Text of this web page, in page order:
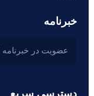
دسترسی سریع
خبرنامه